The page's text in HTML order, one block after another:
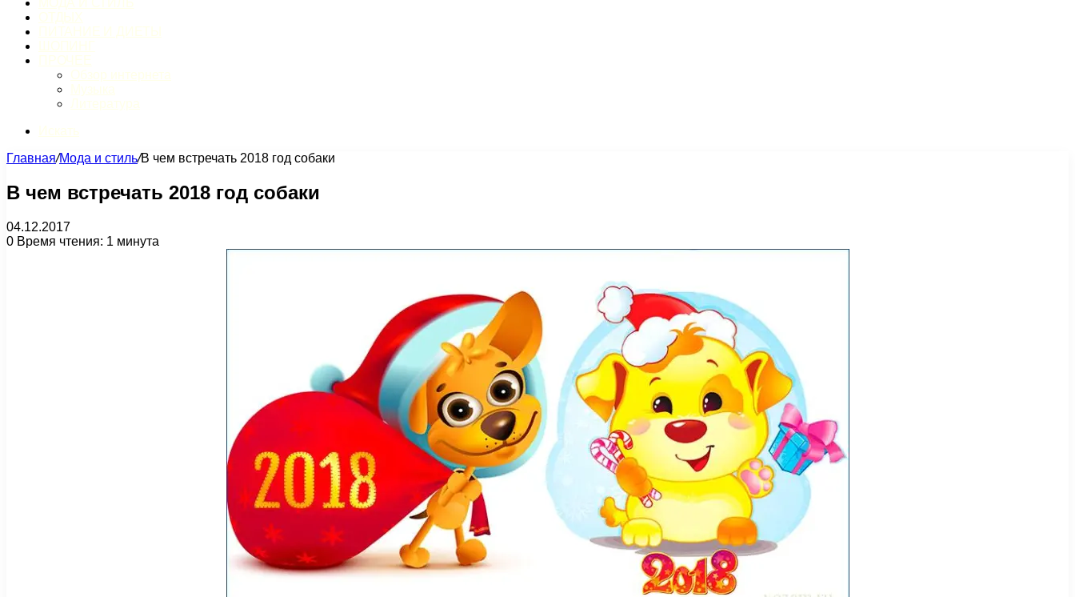
Главная/Мода и стиль/В чем встречать 2018 год собаки
В чем встречать 2018 год собаки
04.12.2017
0 Время чтения: 1 минута